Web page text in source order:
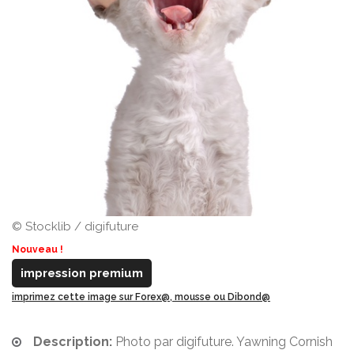
© Stocklib / digifuture
Nouveau !
impression premium
imprimez cette image sur Forex@, mousse ou Dibond@
Description: Photo par digifuture. Yawning Cornish